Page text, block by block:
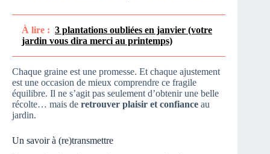
À lire : 3 plantations oubliées en janvier (votre
jardin vous dira merci au printemps)
Chaque graine est une promesse. Et chaque ajustement
est une occasion de mieux comprendre ce fragile
équilibre. Il ne s’agit pas seulement d’obtenir une belle
récolte… mais de retrouver plaisir et confiance au
jardin.
Un savoir à (re)transmettre